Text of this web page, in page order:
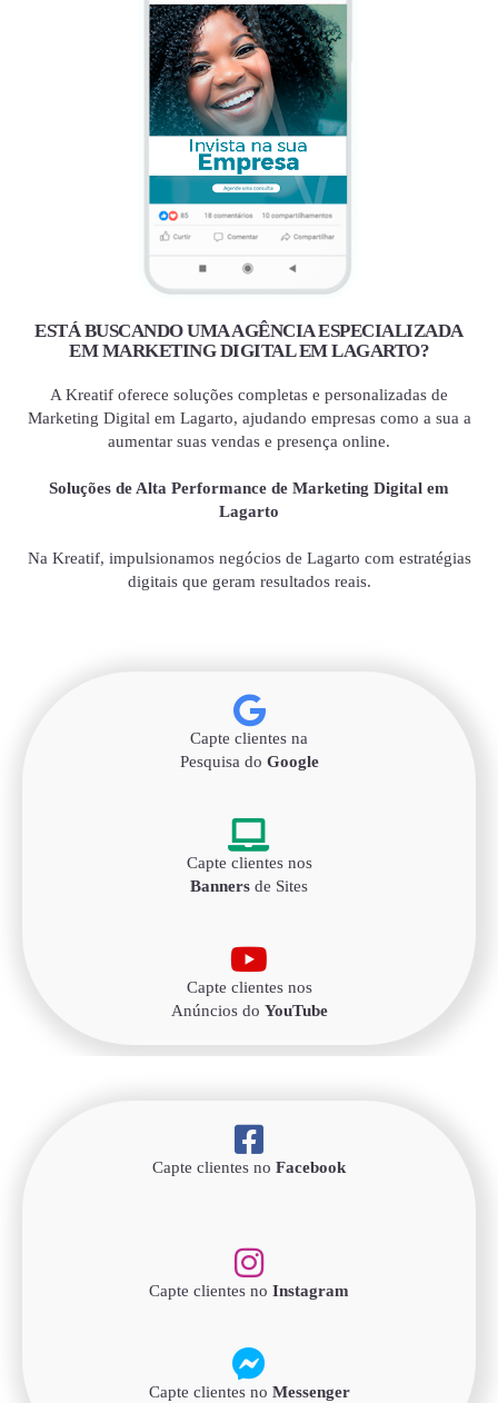
ESTÁ BUSCANDO UMA AGÊNCIA ESPECIALIZADA
EM MARKETING DIGITAL EM LAGARTO?
A Kreatif oferece soluções completas e personalizadas de
Marketing Digital em Lagarto, ajudando empresas como a sua a
aumentar suas vendas e presença online.
Soluções de Alta Performance de Marketing Digital em
Lagarto
Na Kreatif, impulsionamos negócios de Lagarto com estratégias
digitais que geram resultados reais.
Capte clientes na
Pesquisa do Google
Capte clientes nos
Banners de Sites
Capte clientes nos
Anúncios do YouTube
Capte clientes no Facebook
Capte clientes no Instagram
Capte clientes no Messenger